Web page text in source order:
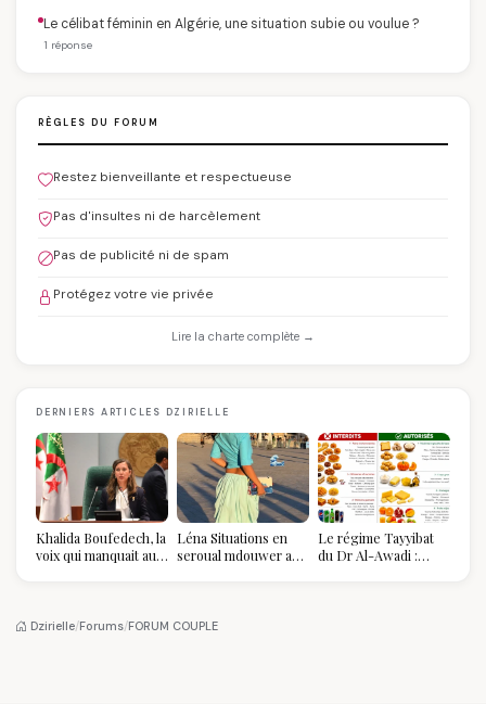
Le célibat féminin en Algérie, une situation subie ou voulue ?
1 réponse
RÈGLES DU FORUM
Restez bienveillante et respectueuse
Pas d'insultes ni de harcèlement
Pas de publicité ni de spam
Protégez votre vie privée
Lire la charte complète →
DERNIERS ARTICLES DZIRIELLE
Khalida Boufedech, la
voix qui manquait au
Léna Situations en
seroual mdouwer au
pièce mode de l'été
Le régime Tayyibat
du Dr Al-Awadi :
Dzirielle/Forums/FORUM COUPLE